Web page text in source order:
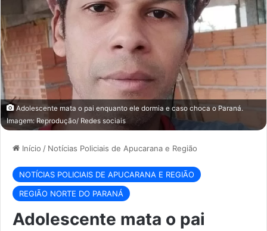
Adolescente mata o pai enquanto ele dormia e caso choca o Paraná.
Imagem: Reprodução/ Redes sociais
Início / Notícias Policiais de Apucarana e Região
NOTÍCIAS POLICIAIS DE APUCARANA E REGIÃO
REGIÃO NORTE DO PARANÁ
Adolescente mata o pai